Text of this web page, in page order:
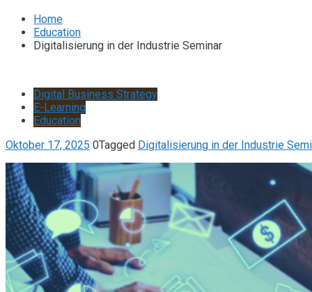
Home
Education
Digitalisierung in der Industrie Seminar
Digital Business Strategy
E-Learning
Education
Oktober 17, 2025 0Tagged Digitalisierung in der Industrie